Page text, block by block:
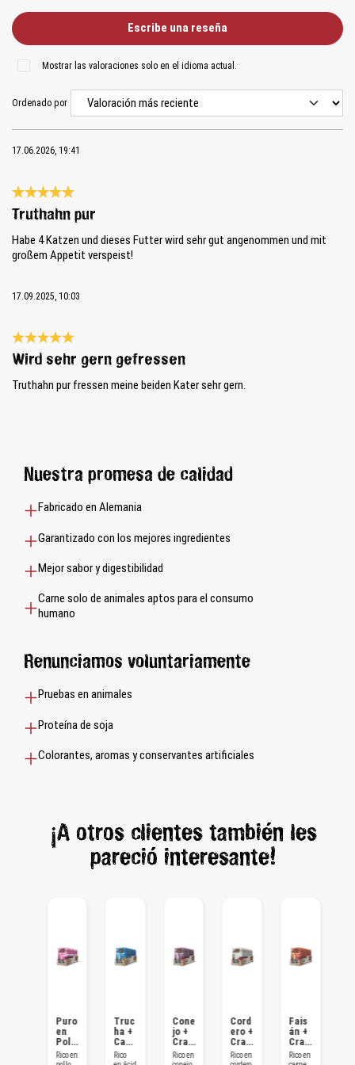
Escribe una reseña
Mostrar las valoraciones solo en el idioma actual.
Ordenado por
17.06.2026, 19:41
Reseña con calificación de 5 de 5 estrellas
Truthahn pur
Habe 4 Katzen und dieses Futter wird sehr gut angenommen und mit
großem Appetit verspeist!
17.09.2025, 10:03
Reseña con calificación de 5 de 5 estrellas
Wird sehr gern gefressen
Truthahn pur fressen meine beiden Kater sehr gern.
Nuestra promesa de calidad
Fabricado en Alemania
Garantizado con los mejores ingredientes
Mejor sabor y digestibilidad
Carne solo de animales aptos para el consumo
humano
Renunciamos voluntariamente
Pruebas en animales
Proteína de soja
Colorantes, aromas y conservantes artificiales
¡A otros clientes también les
pareció interesante!
Puro
en
Poll
oRico en
Truc
ha +
Catn
ip
Rico
Cone
jo +
Cran
berri
es
Rico en
Cord
ero +
Cran
berri
es
Rico en
Fais
án +
Cran
berri
es
Rico en